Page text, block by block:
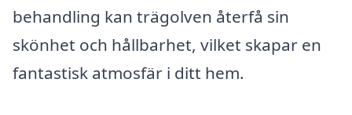
behandling kan trägolven återfå sin
skönhet och hållbarhet, vilket skapar en
fantastisk atmosfär i ditt hem.